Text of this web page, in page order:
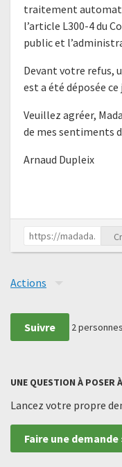
traitement
l’article L300-4 du
public et
Devant votre refus,
est a été déposée ce
Veuillez agréer,
de mes sentiments
Arnaud Dupleix
Actions
Suivre 2
UNE QUESTION À POSER
Lancez votre propre
Faire une demande